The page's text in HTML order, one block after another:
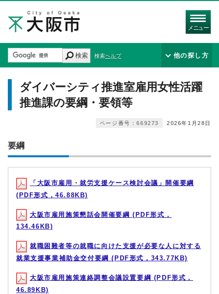
メニュー
検索 検索ヘルプ 他の探し方
ダイバーシティ推進室雇用女性活躍
推進課の要綱・要領等
2026年1月28日
ページ番号：669273
要綱
「大阪市雇用・就労支援ケース検討会議」開催要綱
(PDF形式，46.88KB)
大阪市雇用施策懇話会開催要綱 (PDF形式，
134.46KB)
就職困難者等の就職に向けた支援が必要な人に対する
就業支援事業補助金交付要綱 (PDF形式，343.77KB)
大阪市雇用施策連絡調整会議設置要綱 (PDF形式，
46.89KB)